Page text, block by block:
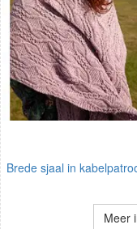
Brede sjaal in
Meer